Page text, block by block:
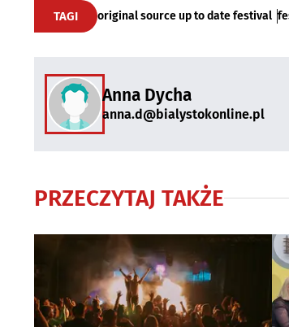
TAGI original source up to date festival
Anna Dycha
anna.d@bialystokonline.pl
PRZECZYTAJ TAKŻE